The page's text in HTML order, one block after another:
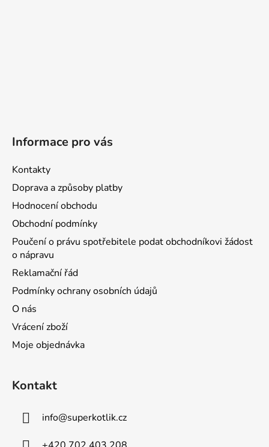
Informace pro vás
Kontakty
Doprava a způsoby platby
Hodnocení obchodu
Obchodní podmínky
Poučení o právu spotřebitele podat obchodníkovi žádost
o nápravu
Reklamační řád
Podmínky ochrany osobních údajů
O nás
Vrácení zboží
Moje objednávka
Kontakt
info@superkotlik.cz